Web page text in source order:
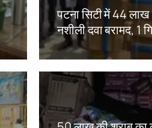
पटना सिटी में 44
नशीली दवा बरामद, 1
Amit Lekh